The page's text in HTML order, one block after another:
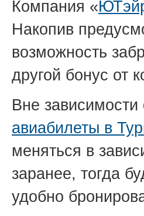
Компания «
Накопив
возможность
другой бонус от
Вне зависимости
авиабилеты в
меняться в
заранее, тогда
удобно